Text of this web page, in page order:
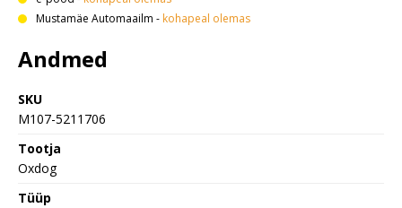
Mustamäe Automaailm - kohapeal olemas
Andmed
SKU
M107-5211706
Tootja
Oxdog
Tüüp